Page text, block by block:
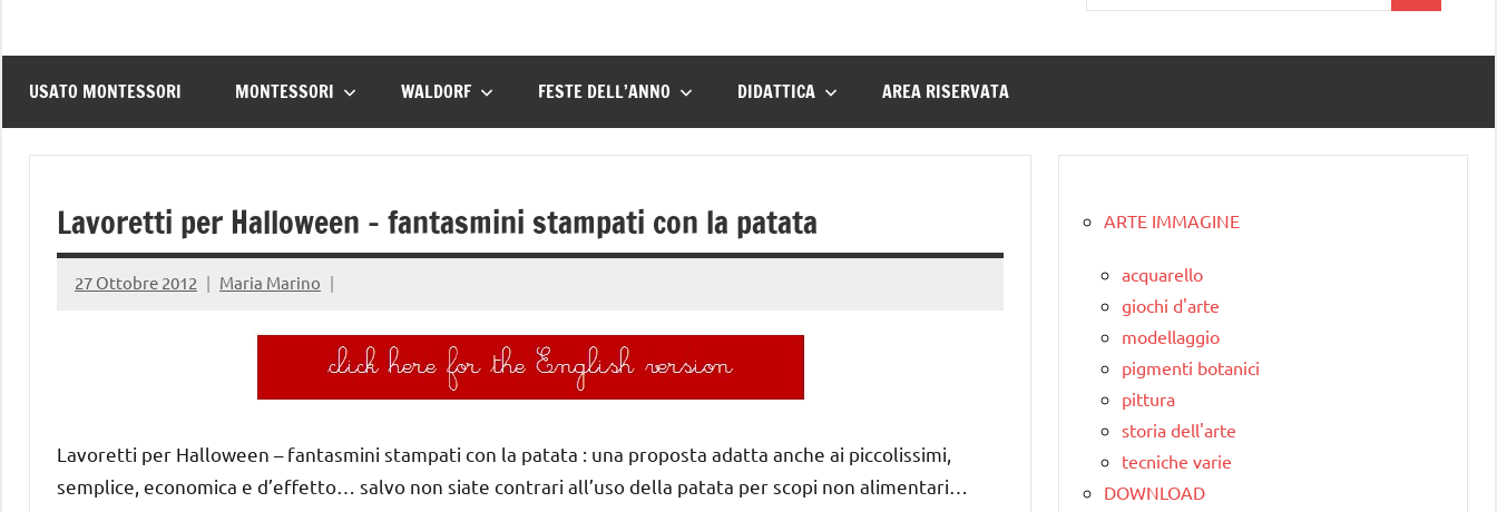
per:
USATO MONTESSORI MONTESSORI WALDORF FESTE DELL’ANNO DIDATTICA AREA RISERVATA
Lavoretti per Halloween – fantasmini stampati con la patata
27 Ottobre 2012 Maria Marino
Lavoretti per Halloween – fantasmini stampati con la patata : una proposta adatta anche ai piccolissimi,
semplice, economica e d’effetto… salvo non siate contrari all’uso della patata per scopi non alimentari…
ARTE IMMAGINE
acquarello
giochi d'arte
modellaggio
pigmenti botanici
pittura
storia dell'arte
tecniche varie
DOWNLOAD